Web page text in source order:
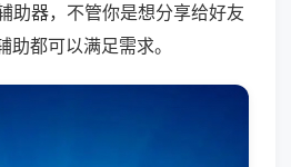
助器，不管你是想分享给好友
都可以满足需求。